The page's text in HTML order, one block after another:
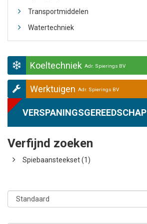
Transportmiddelen
Watertechniek
Koeltechniek Adr. Spierings BV
Werktuigen Adr. Spierings BV
VERSPANINGSGEREEDSCHAP
Verfijnd zoeken
Spiebaansteekset (1)